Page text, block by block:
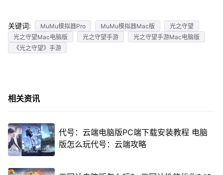
关键词: MuMu模拟器Pro MuMu模拟器Mac版
光之守望
光之守望Mac电脑版
光之守望手游
光之守望手游Mac电脑版
《光之守望》手游
相关资讯
代号：云端电脑版PC端下载安装教程 电脑
版怎么玩代号：云端攻略